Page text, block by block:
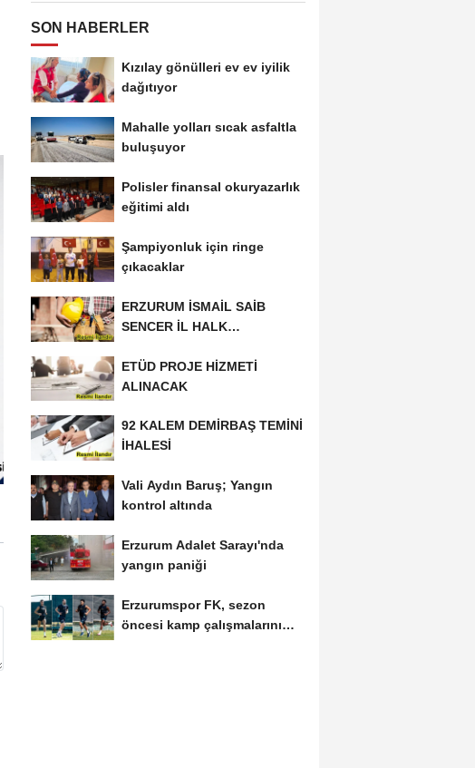
SON HABERLER
Kızılay gönülleri ev ev iyilik
dağıtıyor
Mahalle yolları sıcak asfaltla
buluşuyor
Polisler finansal okuryazarlık
eğitimi aldı
Şampiyonluk için ringe
çıkacaklar
ERZURUM İSMAİL SAİB
SENCER İL HALK
ONARIM...
ETÜD PROJE HİZMETİ
ALINACAK
92 KALEM DEMİRBAŞ TEMİNİ
İHALESİ
Vali Aydın Baruş; Yangın
kontrol altında
Erzurum Adalet Sarayı'nda
yangın paniği
Erzurumspor FK, sezon
öncesi kamp çalışmalarını